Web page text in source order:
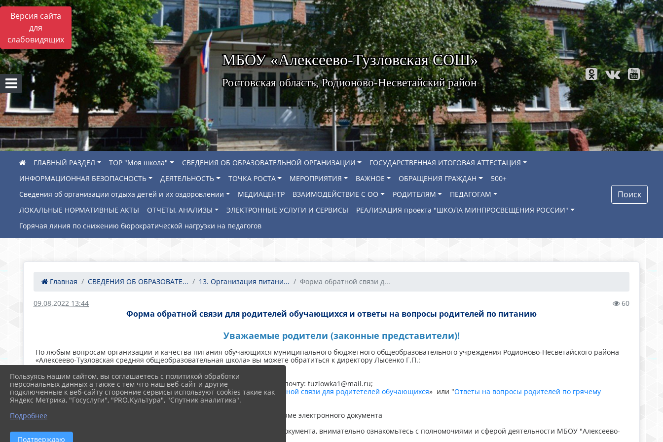
Версия сайта
для
слабовидящих
МБОУ «Алексеево-Тузловская СОШ»
Ростовская область, Родионово-Несветайский район
ГЛАВНЫЙ РАЗДЕЛ ТОР "Моя школа" СВЕДЕНИЯ ОБ ОБРАЗОВАТЕЛЬНОЙ ОРГАНИЗАЦИИ
ГОСУДАРСТВЕННАЯ ИТОГОВАЯ АТТЕСТАЦИЯ
ИНФОРМАЦИОННАЯ БЕЗОПАСНОСТЬ
ДЕЯТЕЛЬНОСТЬ ТОЧКА РОСТА МЕРОПРИЯТИЯ ВАЖНОЕ ОБРАЩЕНИЯ ГРАЖДАН
500+
Сведения об организации отдыха детей и их оздоровлении
МЕДИАЦЕНТР ВЗАИМОДЕЙСТВИЕ С ОО РОДИТЕЛЯМ
ПЕДАГОГАМ
ЛОКАЛЬНЫЕ НОРМАТИВНЫЕ АКТЫ
ОТЧЁТЫ, АНАЛИЗЫ ЭЛЕКТРОННЫЕ УСЛУГИ И СЕРВИСЫ
РЕАЛИЗАЦИЯ проекта "ШКОЛА МИНПРОСВЕЩЕНИЯ РОССИИ"
Горячая линия по снижению бюрократической нагрузки на педагогов
Поиск
Главная СВЕДЕНИЯ ОБ ОБРАЗОВАТЕ... 13. Организация питани... Форма обратной связи д...
09.08.2022 13:44 60
Форма обратной связи для родителей обучающихся и ответы на вопросы родителей по питанию
Уважаемые родители (законные представители)!
По любым вопросам организации и качества питания обучающихся муниципального бюджетного общеобразовательного учреждения Родионово-Несветайского района
«Алексеево-Тузловская средняя общеобразовательная школа» вы можете обратиться к директору Лысенко Г.П.:
по телефону: 8-863-40-25-7-46;
письменно, написав и отправив свое обращение на электронную почту: tuzlowka1@mail.ru;
письменно на официальном сайте школы в разделе « Форма обратной связи для родитетелей обучающихся» или "Ответы на вопросы родителей по грячему
питанию";
Информация для ознакомления, желающим отправить обращение в форме электронного документа
Пожалуйста, прежде чем отправить обращение в форме электронного документа, внимательно ознакомьтесь с полномочиями и сферой деятельности МБОУ "Алексеево-
Тузловская СОШ", а также со следующей информацией.
Пользуясь нашим сайтом, вы соглашаетесь с политикой обработки
персональных данных а также с тем что наш веб-сайт и другие
подключенные к веб-сайту сторонние сервисы используют cookies такие как
Яндекс Метрика, "Госуслуги", "PRO.Культура", "Спутник аналитика".
Подробнее
Подтверждаю